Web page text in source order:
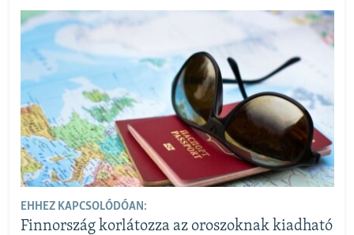
EHHEZ KAPCSOLÓDÓAN:
Finnország korlátozza az oroszoknak kiadható